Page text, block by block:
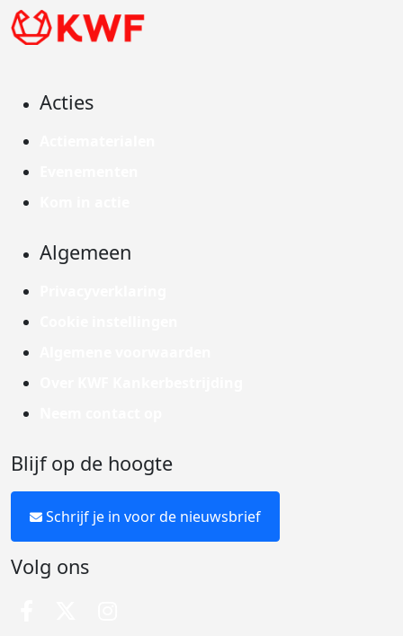
Acties
Algemeen
Blijf op de hoogte
Schrijf je in voor de nieuwsbrief
Volg ons